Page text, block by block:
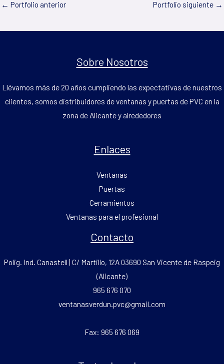
← Portfolio anterior Portfolio siguiente →
Sobre Nosotros
Llévamos más de 20 años cumpliendo las expectativas de nuestros
clientes, somos distribuidores de ventanas y puertas de PVC en la
zona de Alicante y alrededores
Enlaces
Ventanas
Puertas
Cerramientos
Ventanas para el profesional
Contacto
Polig. Ind. Canastell | C/ Martillo, 12A 03690 San Vicente de Raspeig
(Alicante)
965 676 070
ventanasverdun.pvc@gmail.com
Fax: 965 676 069